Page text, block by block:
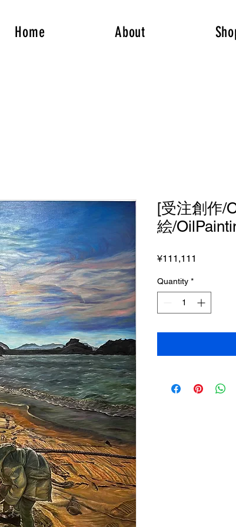
Home About
[受注創作/
絵/
¥111,111
Quantity *